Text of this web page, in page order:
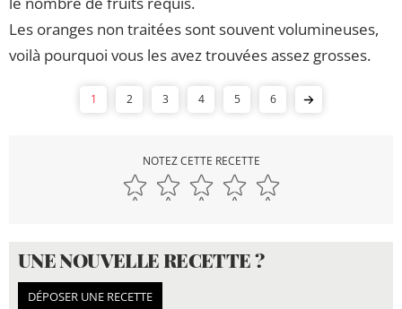
Les oranges non traitées sont souvent volumineuses,
voilà pourquoi vous les avez trouvées assez grosses.
1 2 3 4 5 6
NOTEZ CETTE RECETTE
UNE NOUVELLE RECETTE ?
DÉPOSER UNE RECETTE